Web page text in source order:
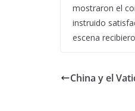
mostraron el
instruido
escena
China y el